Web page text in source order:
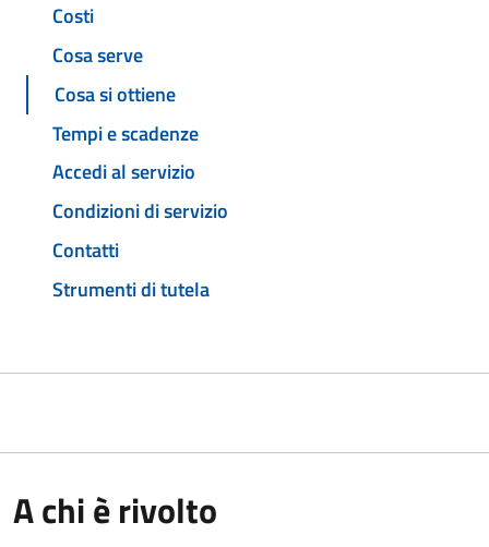
Costi
Cosa serve
Cosa si ottiene
Tempi e scadenze
Accedi al servizio
Condizioni di servizio
Contatti
Strumenti di tutela
A chi è rivolto